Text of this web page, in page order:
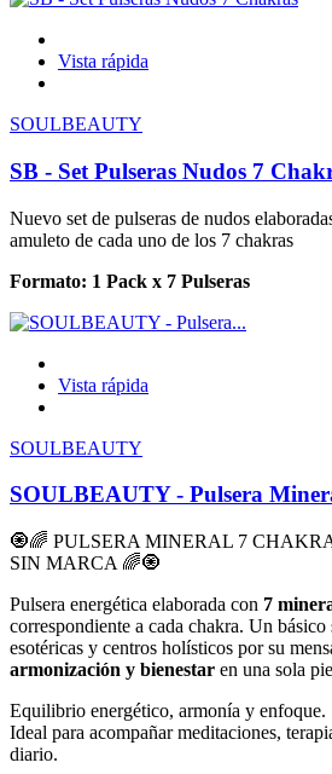
Vista rápida
SOULBEAUTY
SB - Set Pulseras Nudos 7
Nuevo set de pulseras de nudos
amuleto de cada uno de los 7 chakras
Formato: 1 Pack x 7 Pulseras
Vista rápida
SOULBEAUTY
SOULBEAUTY - Pulsera
🧿🌈 PULSERA MINERAL 7
SIN MARCA 🌈🧿
Pulsera energética elaborada con 7
correspondiente a cada chakra. Un
esotéricas y centros holísticos por su
armonización y bienestar en una sola
Equilibrio energético, armonía y enfoque.
Ideal para acompañar meditaciones,
diario.